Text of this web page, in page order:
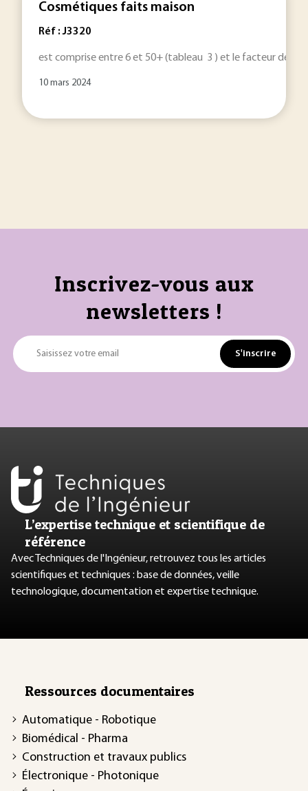
Cosmétiques faits maison
Réf : J3320
est comprise entre 6 et 50+ (tableau 3 ) et le facteur de
10 mars 2024
Inscrivez-vous aux
newsletters !
Saisissez votre email S'inscrire
L’expertise technique et scientifique de
référence
Avec Techniques de l'Ingénieur, retrouvez tous les articles
scientifiques et techniques : base de données, veille
technologique, documentation et expertise technique.
Ressources documentaires
Automatique - Robotique
Biomédical - Pharma
Construction et travaux publics
Électronique - Photonique